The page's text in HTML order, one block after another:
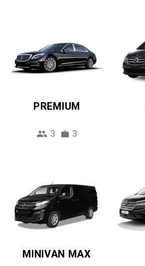
PREMIUM
3 3
MINIVAN MAX